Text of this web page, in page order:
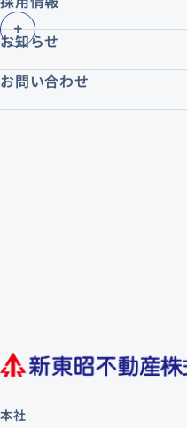
お知らせ
お問い合わせ
本社